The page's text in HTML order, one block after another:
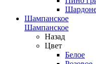
Шампанское
Шампанское
Назад
Цвет
Белое